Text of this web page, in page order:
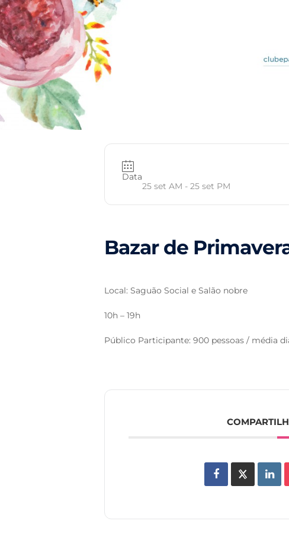
Data
25 set AM - 25 set PM
Bazar de
Local: Saguão Social e Salão nobre
10h – 19h
Público Participante: 900 pessoas / média